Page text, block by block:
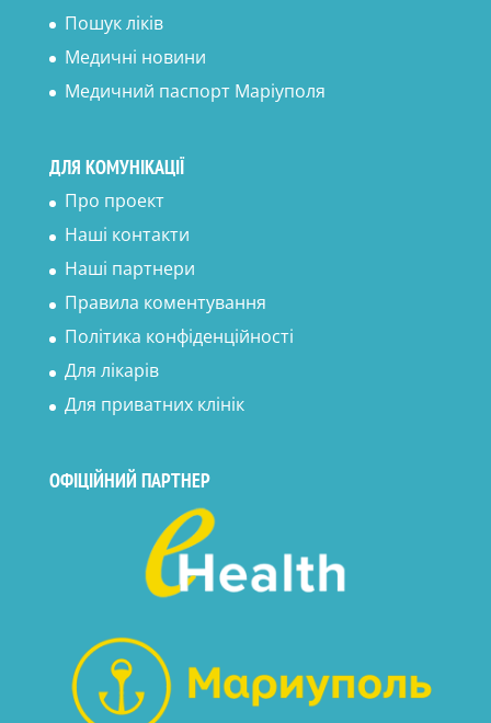
Пошук ліків
Медичні новини
Медичний паспорт Маріуполя
ДЛЯ КОМУНІКАЦІЇ
Про проект
Наші контакти
Наші партнери
Правила коментування
Політика конфіденційності
Для лікарів
Для приватних клінік
ОФІЦІЙНИЙ ПАРТНЕР